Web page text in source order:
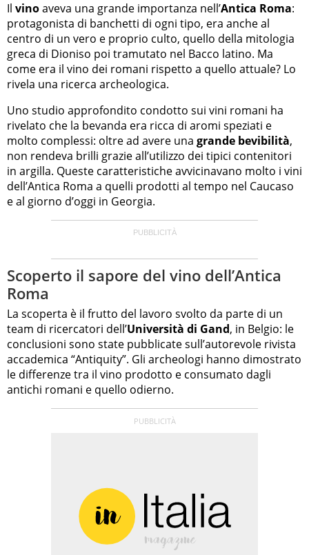
Il vinoaveva una grande importanza nell’Antica Roma:
protagonista di banchetti di ogni tipo, era anche al
centro di un vero e proprio culto, quello della mitologia
greca di Dioniso poi tramutato nel Bacco latino. Ma
come era il vino dei romani rispetto a quello attuale? Lo
rivela una ricerca archeologica.
Uno studio approfondito condotto sui vini romani ha
rivelato che la bevanda era ricca di aromi speziati e
molto complessi: oltre ad avere una grande bevibilità,
non rendeva brilli grazie all’utilizzo dei tipici contenitori
in argilla. Queste caratteristiche avvicinavano molto i vini
dell’Antica Roma a quelli prodotti al tempo nel Caucaso
e al giorno d’oggi in Georgia.
Scoperto il sapore del vino dell’Antica
Roma
La scoperta è il frutto del lavoro svolto da parte di un
team di ricercatori dell’Università di Gand, in Belgio: le
conclusioni sono state pubblicate sull’autorevole rivista
accademica “Antiquity”. Gli archeologi hanno dimostrato
le differenze tra il vino prodotto e consumato dagli
antichi romani e quello odierno.